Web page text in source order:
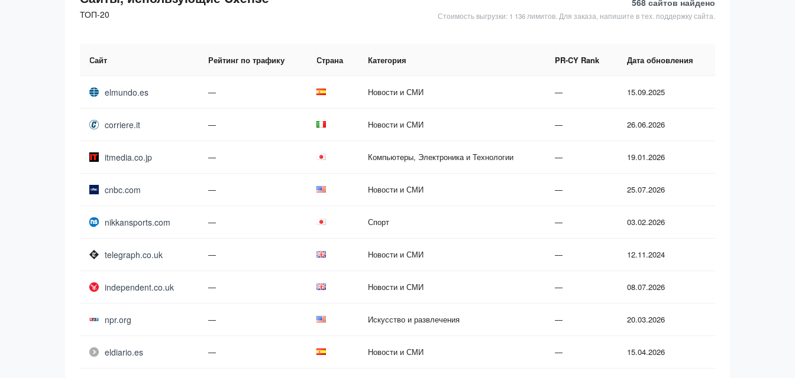
ТОП-20
568 сайтов найдено
Стоимость выгрузки: 1 136 лимитов. Для заказа, напишите в тех. поддержку сайта.
Сайт Рейтинг по трафику Страна Категория PR-CY Rank Дата обновления
elmundo.es — Новости и СМИ — 15.09.2025
corriere.it — Новости и СМИ — 26.06.2026
itmedia.co.jp — Компьютеры, Электроника и Технологии — 19.01.2026
cnbc.com — Новости и СМИ — 25.07.2026
nikkansports.com — Спорт — 03.02.2026
telegraph.co.uk — Новости и СМИ — 12.11.2024
independent.co.uk — Новости и СМИ — 08.07.2026
npr.org — Искусство и развлечения — 20.03.2026
eldiario.es — Новости и СМИ — 15.04.2026